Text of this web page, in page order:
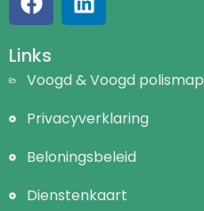
Links
Voogd & Voogd polismap
Privacyverklaring
Beloningsbeleid
Dienstenkaart